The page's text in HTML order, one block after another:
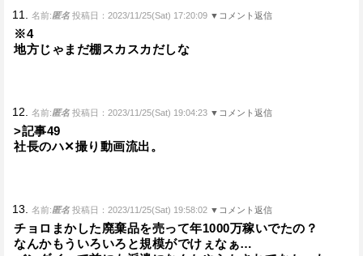
11. 名前:匿名 投稿日：2023/11/25(Sat) 17:20:09 ▼コメント返信
※4
地方じゃまだ棚スカスカだしな
12. 名前:匿名 投稿日：2023/11/25(Sat) 19:04:23 ▼コメント返信
>記事49
社長のハ✕撮り動画流出。
13. 名前:匿名 投稿日：2023/11/25(Sat) 19:58:02 ▼コメント返信
チョロまかした廃棄品を売って年1000万稼いでたの？
なんかもういろいろと規模がでけぇなぁ…